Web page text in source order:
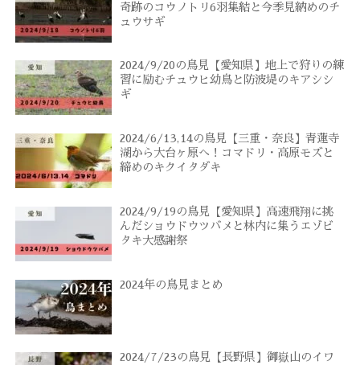
奇跡のコウノトリ6羽集結と今季見納めのチ
ュウサギ
2024/9/20の鳥見【愛知県】地上で狩りの練
習に励むチュウヒ幼鳥と防波堤のキアシシ
ギ
2024/6/13,14の鳥見【三重・奈良】青蓮寺
湖から大台ヶ原へ！コマドリ・高原モズと
締めのキクイタダキ
2024/9/19の鳥見【愛知県】高速飛翔に挑
んだショウドウツバメと林内に集うエゾビ
タキ大感謝祭
2024年の鳥見まとめ
2024/7/23の鳥見【長野県】御嶽山のイワ